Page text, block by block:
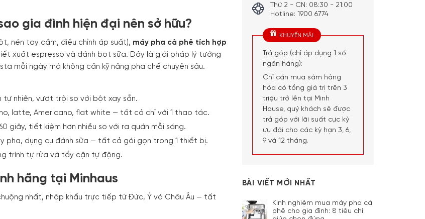
gia đình hiện đại nên sở hữu?
nén tay cầm, điều chỉnh áp suất), máy pha cà phê tích hợp
xuất espresso và đánh bọt sữa. Đây là giải pháp lý tưởng
mỗi ngày mà không cần kỹ năng pha chế chuyên sâu.
tự nhiên, vượt trội so với bột xay sẵn.
latte, Americano, flat white — tất cả chỉ với 1 thao tác.
giây, tiết kiệm hơn nhiều so với ra quán mỗi sáng.
pha, dụng cụ đánh sữa — tất cả gói gọn trong 1 thiết bị.
trình tự rửa và tẩy cặn tự động.
hãng tại Minhaus
nhất, nhập khẩu trực tiếp từ Đức, Ý và Châu Âu — tất
Thứ 2 - CN: 08:30 - 21:00
Hotline: 1900 6774
KHUYẾN MÃI
Trả góp (chỉ áp dụng 1 số
ngân hàng):
Chỉ cần mua sắm hàng
hóa có tổng giá trị trên 3
triệu trở lên tại Minh
House, quý khách sẽ được
trả góp với lãi suất cực kỳ
ưu đãi cho các kỳ hạn 3, 6,
9 và 12 tháng.
BÀI VIẾT MỚI NHẤT
Kinh nghiệm mua máy pha cà
phê cho gia đình: 8 tiêu chí